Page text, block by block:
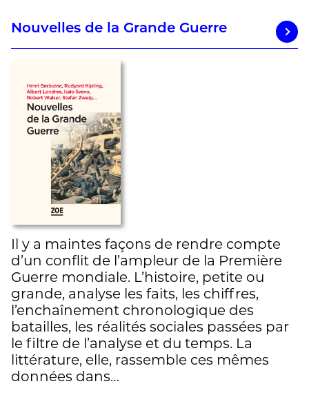
Nouvelles de la Grande Guerre
Il y a maintes façons de rendre compte
d’un conflit de l’ampleur de la Première
Guerre mondiale. L’histoire, petite ou
grande, analyse les faits, les chiffres,
l’enchaînement chronologique des
batailles, les réalités sociales passées par
le filtre de l’analyse et du temps. La
littérature, elle, rassemble ces mêmes
données dans…